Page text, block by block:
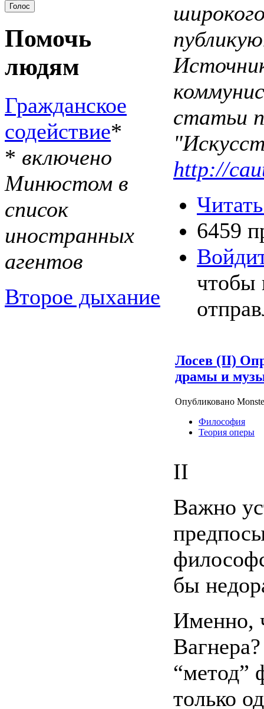
Помочь
людям
Гражданское
содействие*
* включено
Минюстом в
список
иностранных
агентов
Второе дыхание
статьи
http://
6459
чтобы
Лосев (II)
драмы и
Опубликовано
Философия
Теория оперы
II
Важно
бы
Именно,
“метод”
только